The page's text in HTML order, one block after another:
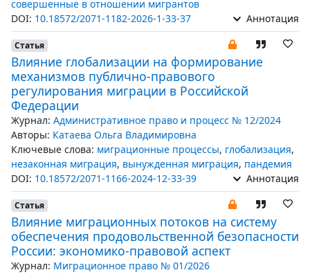
совершенные в отношении мигрантов
DOI: 10.18572/2071-1182-2026-1-33-37 Аннотация
Статья
Влияние глобализации на формирование
механизмов публично-правового
регулирования миграции в Российской
Федерации
Журнал: Административное право и процесс № 12/2024
Авторы: Катаева Ольга Владимировна
Ключевые слова: миграционные процессы, глобализация,
незаконная миграция, вынужденная миграция, пандемия
DOI: 10.18572/2071-1166-2024-12-33-39 Аннотация
Статья
Влияние миграционных потоков на систему
обеспечения продовольственной безопасности
России: экономико-правовой аспект
Журнал: Миграционное право № 01/2026